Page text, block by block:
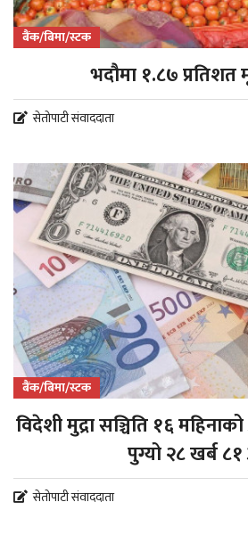
बैंक/बिमा/स्टक
भदौमा १.८७ प्रतिशत
सेतोपाटी संवाददाता
बैंक/बिमा/स्टक
विदेशी मुद्रा सञ्चिति १६
पुग्यो २८ खर्ब ८१
सेतोपाटी संवाददाता